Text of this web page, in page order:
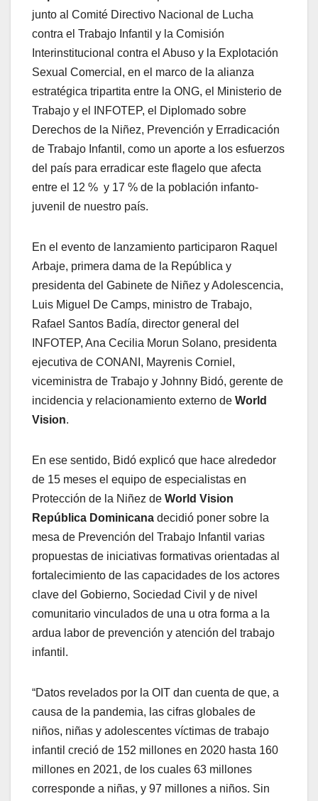
junto al Comité Directivo Nacional de Lucha
contra el Trabajo Infantil y la Comisión
Interinstitucional contra el Abuso y la Explotación
Sexual Comercial, en el marco de la alianza
estratégica tripartita entre la ONG, el Ministerio de
Trabajo y el INFOTEP, el Diplomado sobre
Derechos de la Niñez, Prevención y Erradicación
de Trabajo Infantil, como un aporte a los esfuerzos
del país para erradicar este flagelo que afecta
entre el 12 % y 17 % de la población infanto-
juvenil de nuestro país.
En el evento de lanzamiento participaron Raquel
Arbaje, primera dama de la República y
presidenta del Gabinete de Niñez y Adolescencia,
Luis Miguel De Camps, ministro de Trabajo,
Rafael Santos Badía, director general del
INFOTEP, Ana Cecilia Morun Solano, presidenta
ejecutiva de CONANI, Mayrenis Corniel,
viceministra de Trabajo y Johnny Bidó, gerente de
incidencia y relacionamiento externo de World
Vision.
En ese sentido, Bidó explicó que hace alrededor
de 15 meses el equipo de especialistas en
Protección de la Niñez de World Vision
República Dominicana decidió poner sobre la
mesa de Prevención del Trabajo Infantil varias
propuestas de iniciativas formativas orientadas al
fortalecimiento de las capacidades de los actores
clave del Gobierno, Sociedad Civil y de nivel
comunitario vinculados de una u otra forma a la
ardua labor de prevención y atención del trabajo
infantil.
“Datos revelados por la OIT dan cuenta de que, a
causa de la pandemia, las cifras globales de
niños, niñas y adolescentes víctimas de trabajo
infantil creció de 152 millones en 2020 hasta 160
millones en 2021, de los cuales 63 millones
corresponde a niñas, y 97 millones a niños. Sin